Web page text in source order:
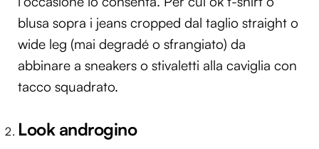
blusa sopra i jeans cropped dal taglio straight o
wide leg (mai degradé o sfrangiato) da
abbinare a sneakers o stivaletti alla caviglia con
tacco squadrato.
Look androgino